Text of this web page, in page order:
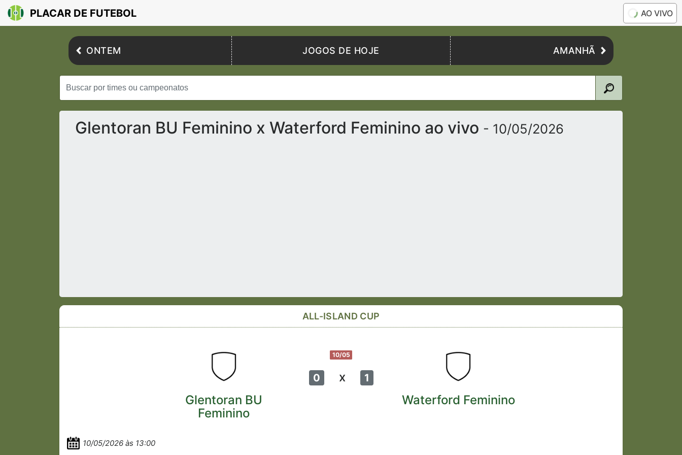
PLACAR DE FUTEBOL AO VIVO
ONTEM JOGOS DE HOJE AMANHÃ
Glentoran BU Feminino x Waterford Feminino ao vivo - 10/05/2026
ALL-ISLAND CUP
10/05
0 x 1
Glentoran BU
Feminino
Waterford Feminino
10/05/2026 às 13:00